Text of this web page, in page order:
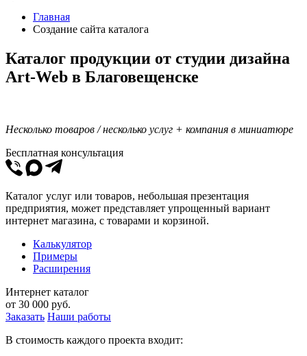
Главная
Создание сайта каталога
Каталог продукции от студии дизайна
Art-Web в Благовещенске
Несколько товаров / несколько услуг + компания в миниатюре
Бесплатная консультация
Каталог услуг или товаров, небольшая презентация
предприятия, может представляет упрощенный вариант
интернет магазина, с товарами и корзиной.
Калькулятор
Примеры
Расширения
Интернет каталог
от 30 000 руб.
Заказать Наши работы
В стоимость каждого проекта входит: